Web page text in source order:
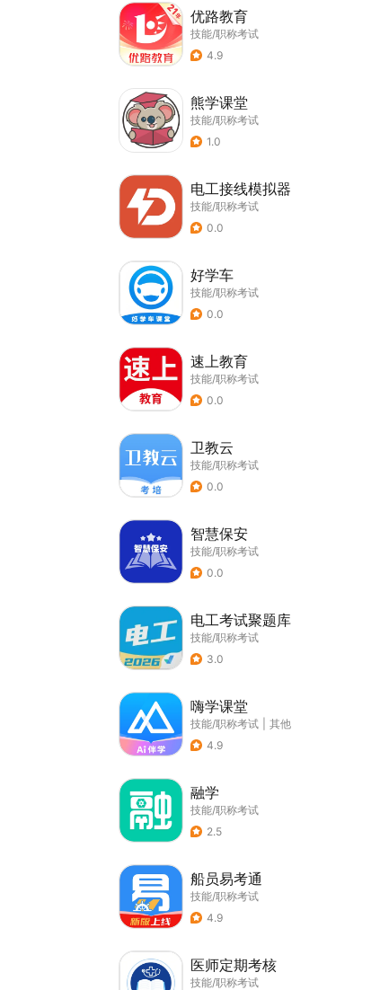
优路教育
技能/职称考试
4.9
熊学课堂
技能/职称考试
1.0
电工接线模拟器
技能/职称考试
0.0
好学车
技能/职称考试
0.0
速上教育
技能/职称考试
0.0
卫教云
技能/职称考试
0.0
智慧保安
技能/职称考试
0.0
电工考试聚题库
技能/职称考试
3.0
嗨学课堂
技能/职称考试
其他
4.9
融学
技能/职称考试
2.5
船员易考通
技能/职称考试
4.9
医师定期考核
技能/职称考试